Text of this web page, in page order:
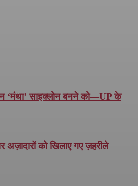
‘मंथा’ साइक्लोन बनने को—UP के
अज़ादारों को खिलाए गए ज़हरीले